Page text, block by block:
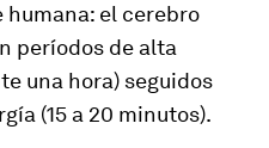
el cerebro
períodos de alta
una hora) seguidos
(15 a 20 minutos).